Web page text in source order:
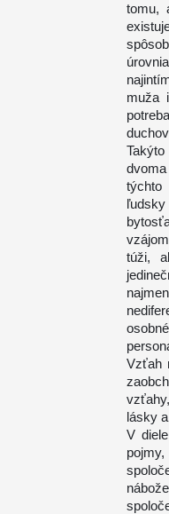
tomu,
muža
týchto
túži,
Vzťah
lásky
V